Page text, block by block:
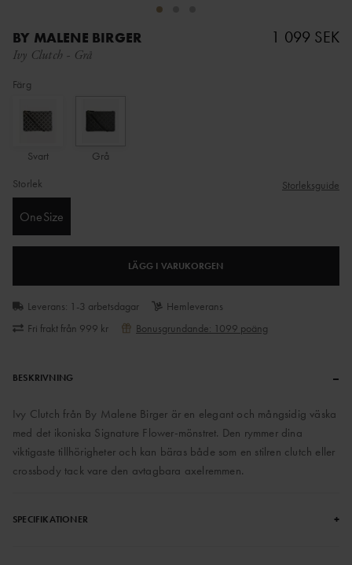
BY MALENE BIRGER
Ivy Clutch - Grå
1 099 SEK
Färg
Svart
Grå
Storlek
Storleksguide
OneSize
LÄGG I VARUKORGEN
Leverans: 1-3 arbetsdagar
Hemleverans
Fri frakt från 999 kr
Bonusgrundande: 1099 poäng
BESKRIVNING –
Ivy Clutch från By Malene Birger är en elegant och mångsidig väska
med det ikoniska Signature Flower-mönstret. Den rymmer dina
viktigaste tillhörigheter och kan bäras både som en stilren clutch eller
crossbody tack vare den avtagbara axelremmen.
SPECIFIKATIONER +